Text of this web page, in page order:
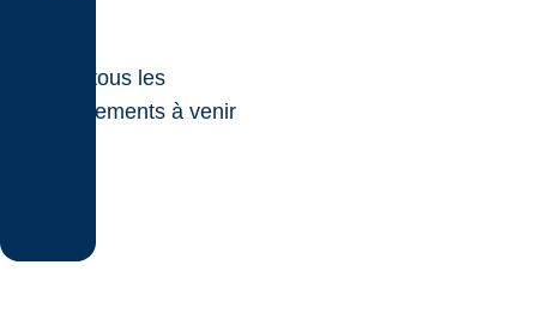
Voir tous les
événements à venir